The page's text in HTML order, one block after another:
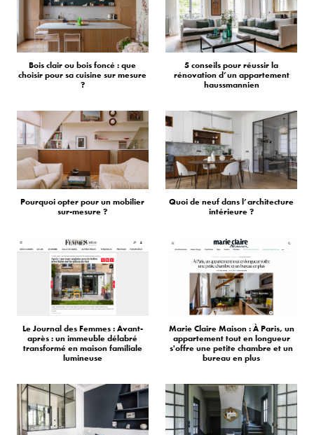
Bois clair ou bois foncé : que
choisir pour sa cuisine sur mesure
?
5 conseils pour réussir la
rénovation d’un appartement
haussmannien
Pourquoi opter pour un mobilier
sur-mesure ?
Quoi de neuf dans l’architecture
intérieure ?
Le Journal des Femmes : Avant-
après : un immeuble délabré
transformé en maison familiale
lumineuse
Marie Claire Maison : À Paris, un
appartement tout en longueur
s'offre une petite chambre et un
bureau en plus